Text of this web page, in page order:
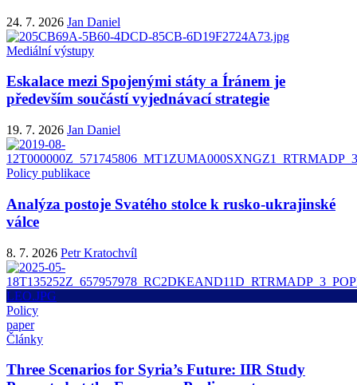
24. 7. 2026 Jan Daniel
Mediální výstupy
Eskalace mezi Spojenými státy a Íránem je
především součástí vyjednávací strategie
19. 7. 2026 Jan Daniel
Policy publikace
Analýza postoje Svatého stolce k rusko-ukrajinské
válce
8. 7. 2026 Petr Kratochvíl
Policy
paper
Články
Three Scenarios for Syria’s Future: IIR Study